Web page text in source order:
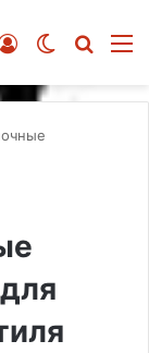
Switch skin
Войти